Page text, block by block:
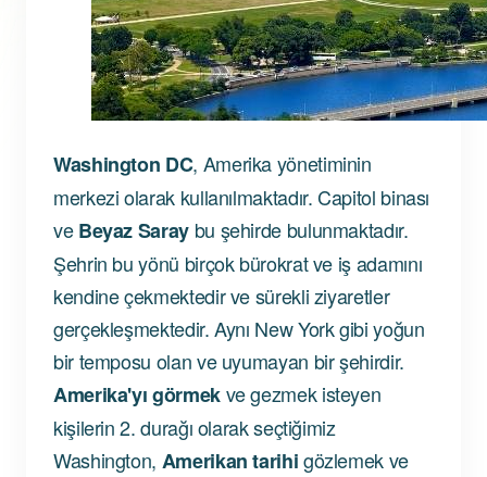
Washington DC, Amerika yönetiminin
merkezi olarak kullanılmaktadır. Capitol binası
veBeyaz Saraybu şehirde bulunmaktadır.
Şehrin bu yönü birçok bürokrat ve iş adamını
kendine çekmektedir ve sürekli ziyaretler
gerçekleşmektedir. Aynı New York gibi yoğun
bir temposu olan ve uyumayan bir şehirdir.
Amerika'yı görmekve gezmek isteyen
kişilerin 2. durağı olarak seçtiğimiz
Washington, Amerikan tarihigözlemek ve